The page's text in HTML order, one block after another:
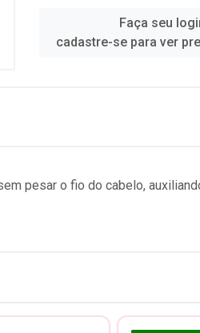
Faça seu
cadastre-se para ver
pesar o fio do cabelo,